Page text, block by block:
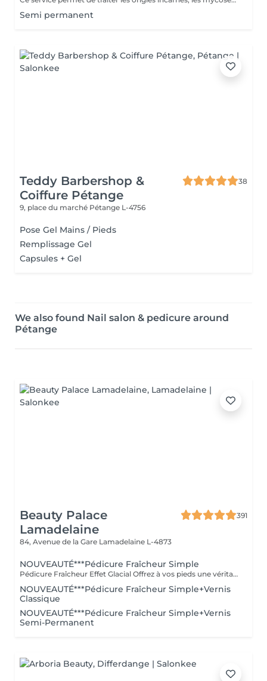
Semi permanent
Teddy Barbershop &
Coiffure Pétange
38
9, place du marché Pétange L-4756
Pose Gel Mains / Pieds
Remplissage Gel
Capsules + Gel
We also found Nail salon & pedicure around
Pétange
Beauty Palace
Lamadelaine
391
84, Avenue de la Gare Lamadelaine L-4873
NOUVEAUTÉ***Pédicure Fraîcheur Simple
Pédicure Fraîcheur Effet Glacial Offrez à vos pieds une véritable vague de fraîcheur intense. Cette prestation comprend le soin des ongles et des cuticules, le travail des zones rugueuses, suivi d'un gommage au sel et à l'amande douce, d'un bain effervescent relaxant et rafraîchissant, puis d'un soin à l'effet glacial appliqué jusqu'aux mollets. Des pieds doux, parfaitement soignés et une sensation de fraîcheur intense, idéale pour l'été.
NOUVEAUTÉ***Pédicure Fraîcheur Simple+Vernis
Classique
NOUVEAUTÉ***Pédicure Fraîcheur Simple+Vernis
Semi-Permanent